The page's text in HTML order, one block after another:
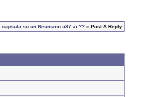
su un Neumann u87 ai ?? » Post A Reply